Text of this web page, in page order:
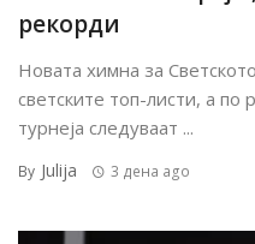
рекорди
Новата химна за
светските топ-листи, а по
турнеја следуваат ...
By Julija 3 дена ago